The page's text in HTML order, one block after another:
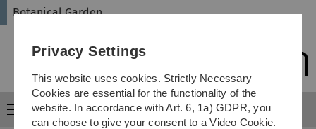
Skip
Skip
Skip
Skip
Botanical Garden
Menu
Privacy Settings
This website uses cookies. Strictly Necessary
Cookies are essential for the functionality of the
website. In accordance with Art. 6, 1a) GDPR, you
can choose to give your consent to a Video Cookie.